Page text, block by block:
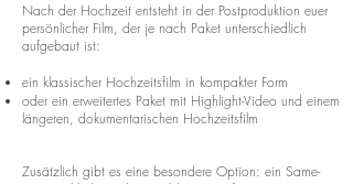
Nach der Hochzeit entsteht in der Postproduktion euer
persönlicher Film, der je nach Paket unterschiedlich
aufgebaut ist:
ein klassischer Hochzeitsfilm in kompakter Form
oder ein erweitertes Paket mit Highlight-Video und einem
längeren, dokumentarischen Hochzeitsfilm
Zusätzlich gibt es eine besondere Option: ein Same-